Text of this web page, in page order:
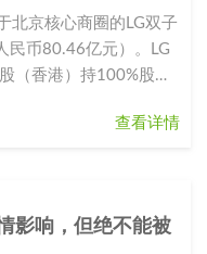
北京核心商圈的LG双子
民币80.46亿元）。LG
（香港）持100%股
查看详情
影响，但绝不能被